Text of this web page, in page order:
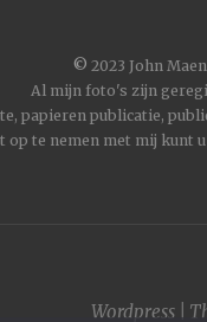
© 2023 John
Al mijn foto's zijn
papieren publicatie,
op te nemen met mij kunt
Wordpress|